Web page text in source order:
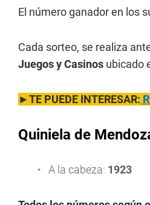
El número ganador en los
Cada sorteo, se realiza
Juegos y Casinos ubicado
►TE PUEDE INTERESAR:
Quiniela de
A la cabeza: 1923